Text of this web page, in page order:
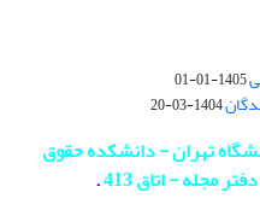
1405-01-01
1404-03-20
تهران - دانشکده حقوق
.